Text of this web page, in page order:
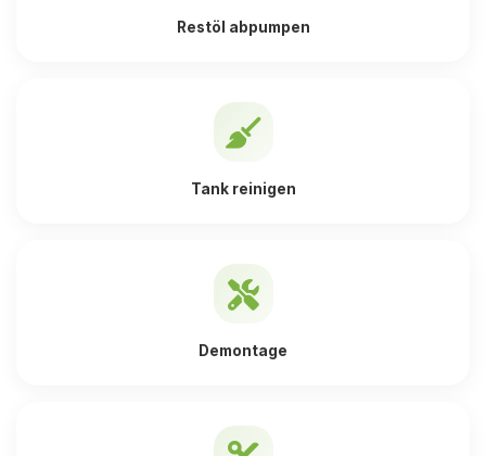
Restöl abpumpen
Tank reinigen
Demontage